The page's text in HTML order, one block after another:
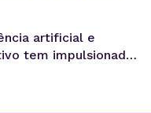
artificial e
tem impulsionado
exatamente o